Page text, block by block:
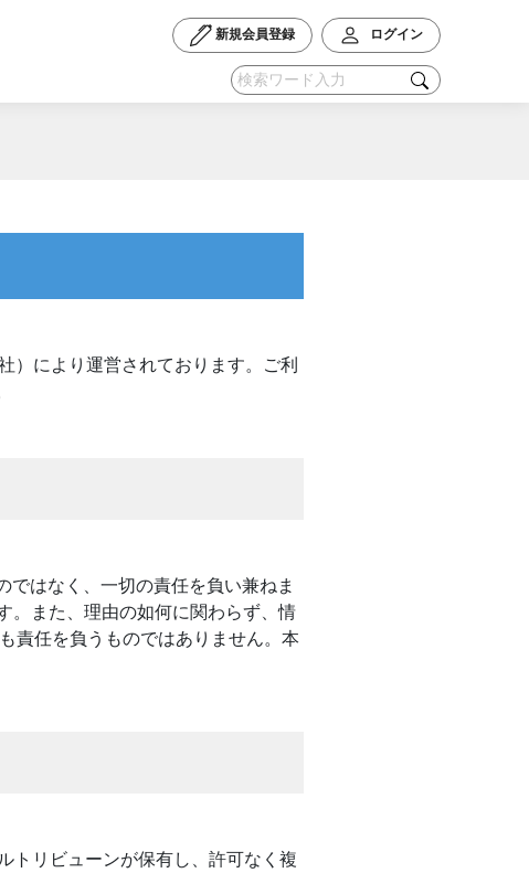
新規会員登録 ログイン
）により運営されております。ご利
はなく、一切の責任を負い兼ねま
。また、理由の如何に関わらず、情
責任を負うものではありません。本
トリビューンが保有し、許可なく複